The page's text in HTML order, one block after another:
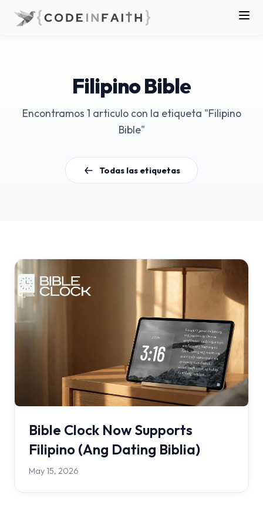
Filipino Bible
Encontramos 1 articulo con la etiqueta "Filipino
Bible"
Todas las etiquetas
Bible Clock Now Supports
Filipino (Ang Dating Biblia)
May 15, 2026